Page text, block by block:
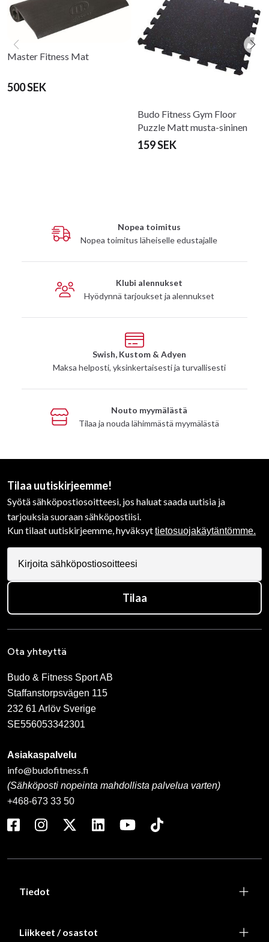
Master Fitness Mat
500 SEK
Budo Fitness Gym Floor
Puzzle Matt musta-sininen
159 SEK
Nopea toimitus
Nopea toimitus läheiselle edustajalle
Klubi alennukset
Hyödynnä tarjoukset ja alennukset
Swish, Kustom & Adyen
Maksa helposti, yksinkertaisesti ja turvallisesti
Nouto myymälästä
Tilaa ja nouda lähimmästä myymälästä
Tilaa uutiskirjeemme!
Syötä sähköpostiosoitteesi, jos haluat saada uutisia ja
tarjouksia suoraan sähköpostiisi.
Kun tilaat uutiskirjeemme, hyväksyttietosuojakäytäntömme.
Tilaa
Ota yhteyttä
Budo & Fitness Sport AB
Staffanstorpsvägen 115
232 61 Arlöv Sverige
SE556053342301
Asiakaspalvelu
info@budofitness.fi
(Sähköposti nopeinta mahdollista palvelua varten)
+468-673 33 50
Tiedot
Liikkeet / osastot